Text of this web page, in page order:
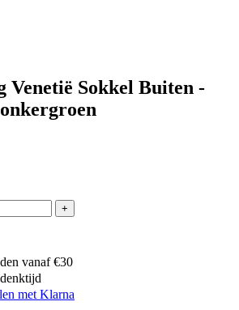
Venetië Sokkel Buiten -
+
vanaf €30
met Klarna